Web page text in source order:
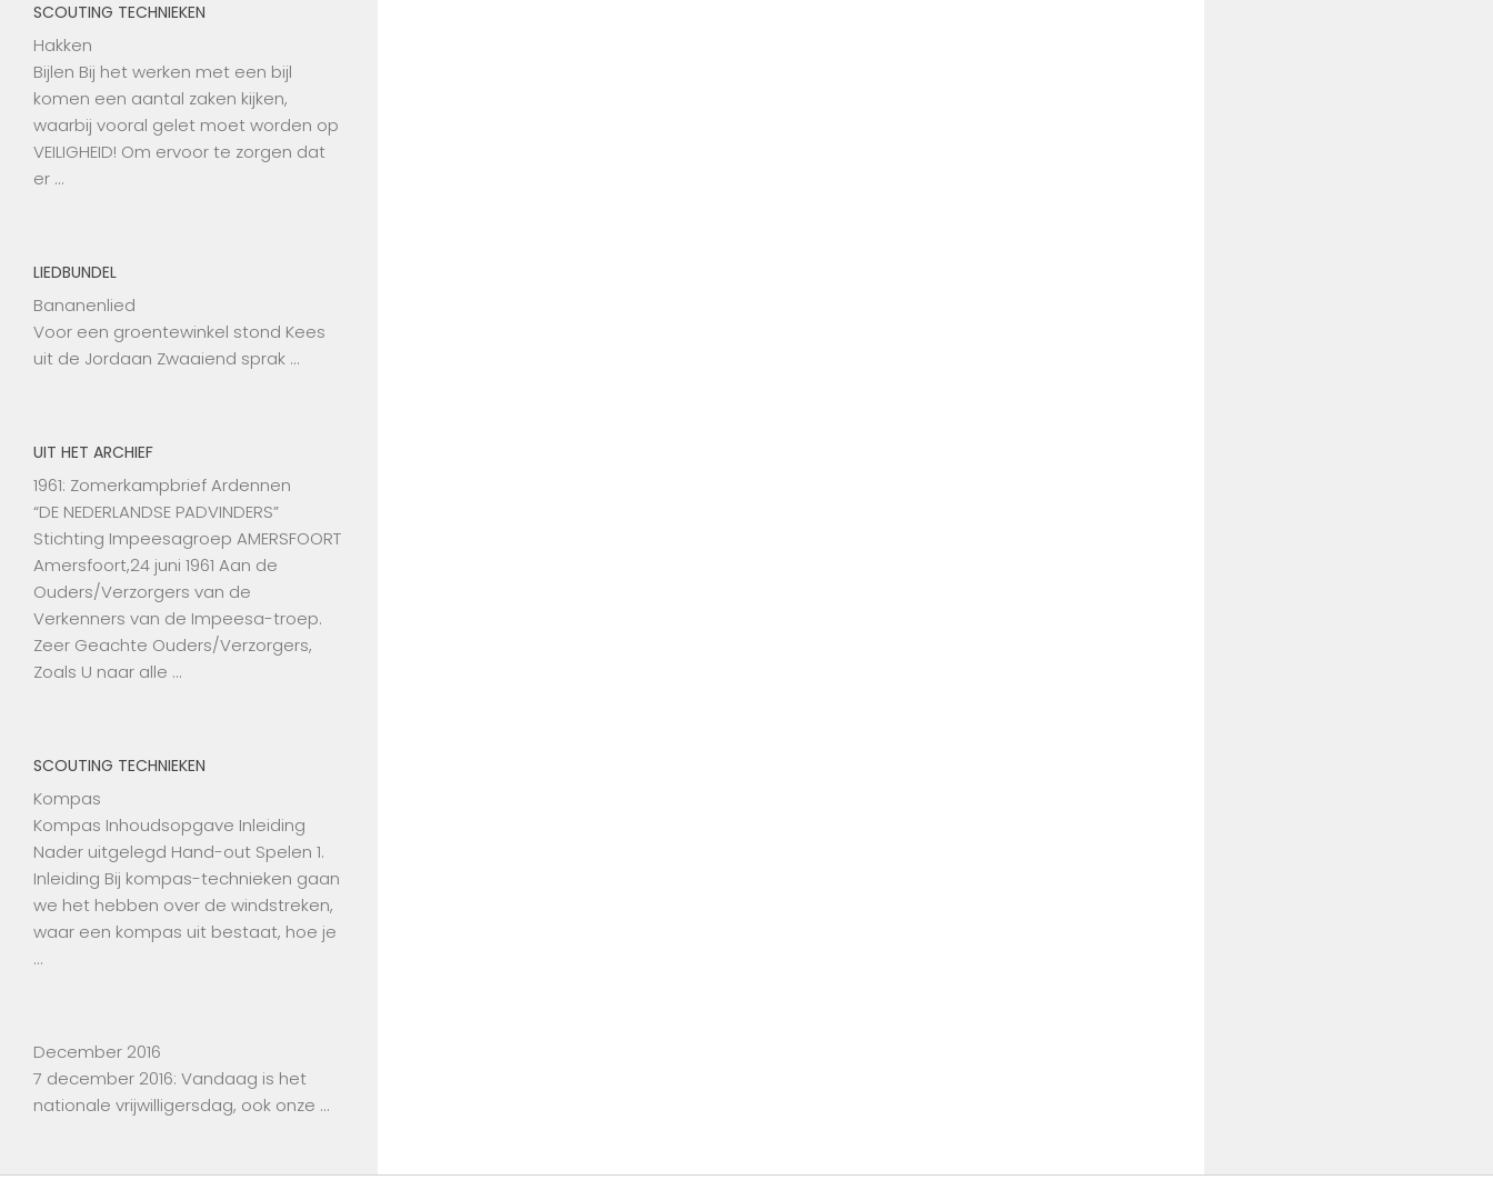
SCOUTING TECHNIEKEN
Hakken
Bijlen Bij het werken met een bijl
komen een aantal zaken kijken,
waarbij vooral gelet moet worden op
VEILIGHEID! Om ervoor te zorgen dat
er …
LIEDBUNDEL
Bananenlied
Voor een groentewinkel stond Kees
uit de Jordaan Zwaaiend sprak …
UIT HET ARCHIEF
1961: Zomerkampbrief Ardennen
“DE NEDERLANDSE PADVINDERS”
Stichting Impeesagroep AMERSFOORT
Amersfoort,24 juni 1961 Aan de
Ouders/Verzorgers van de
Verkenners van de Impeesa-troep.
Zeer Geachte Ouders/Verzorgers,
Zoals U naar alle …
SCOUTING TECHNIEKEN
Kompas
Kompas Inhoudsopgave Inleiding
Nader uitgelegd Hand-out Spelen 1.
Inleiding Bij kompas-technieken gaan
we het hebben over de windstreken,
waar een kompas uit bestaat, hoe je
…
December 2016
7 december 2016: Vandaag is het
nationale vrijwilligersdag, ook onze …